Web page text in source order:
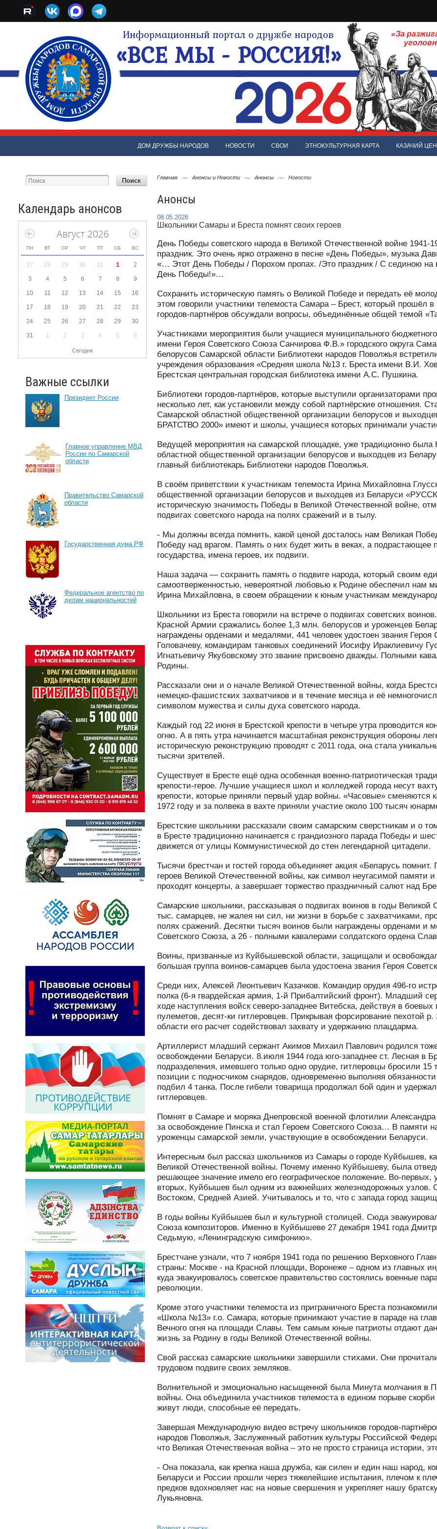
Информационный портал о дружбе народов
«ВСЕ МЫ - РОССИЯ!»
«За
ДОМ ДРУЖБЫ НАРОДОВ НОВОСТИ СВОИ ЭТНОКУЛЬТУРНАЯ КАРТА КАЗАЧИЙ
Календарь анонсов
Август 2026
ПН ВТ СР ЧТ ПТ СБ ВС
27 28 29 30 31 1 2
3 4 5 6 7 8 9
10 11 12 13 14 15 16
17 18 19 20 21 22 23
24 25 26 27 28 29 30
31 1 2 3 4 5 6
Сегодня
Важные ссылки
Президент России
Главное управление МВД
России по Самарской
области
Правительство Самарской
области
Государственная дума РФ
Федеральное агентство по
делам национальностей
Главная Анонсы и Новости Анонсы Новости
Анонсы
08.05.2026
Школьники Самары и Бреста помнят своих героев
День Победы советского народа в Великой Отечественной войне 1941-
праздник. Это очень ярко отражено в песне «День Победы», музыка
«… Этот День Победы / Порохом пропах. /Это праздник / С сединою на
День Победы!»…
Сохранить историческую память о Великой Победе и передать её
этом говорили участники телемоста Самара – Брест, который прошёл
городов-партнёров обсуждали вопросы, объединённые общей темой
Участниками мероприятия были учащиеся муниципального
имени Героя Советского Союза Санчирова Ф.В.» городского округа
белорусов Самарской области Библиотеки народов Поволжья
учреждения образования «Средняя школа №13 г. Бреста имени В.И.
Брестская центральная городская библиотека имени А.С. Пушкина.
Библиотеки городов-партнёров, которые выступили организаторами
несколько лет, как установили между собой партнёрские отношения.
Самарской областной общественной организации белорусов и
БРАТСТВО 2000» имеют и школы, учащиеся которых принимали
Ведущей мероприятия на самарской площадке, уже традиционно
областной общественной организации белорусов и выходцев из
главный библиотекарь Библиотеки народов Поволжья.
В своём приветствии к участникам телемоста Ирина Михайловна
общественной организации белорусов и выходцев из Беларуси
историческую значимость Победы в Великой Отечественной войне,
подвигах советского народа на полях сражений и в тылу.
- Мы должны всегда помнить, какой ценой досталось нам Великая
Победу над врагом. Память о них будет жить в веках, а подрастающее
государства, имена героев, их подвиги.
Наша задача — сохранить память о подвиге народа, который своим
самоотверженностью, невероятной любовью к Родине обеспечил нам
Ирина Михайловна, в своем обращении к юным участникам
Школьники из Бреста говорили на встрече о подвигах советских
Красной Армии сражались более 1,3 млн. белорусов и уроженцев
награждены орденами и медалями, 441 человек удостоен звания
Головачеву, командирам танковых соединений Иосифу Ираклиевичу
Игнатьевичу Якубовскому это звание присвоено дважды. Полными
Родины.
Рассказали они и о начале Великой Отечественной войны, когда
немецко-фашистских захватчиков и в течение месяца и её
символом мужества и силы духа советского народа.
Каждый год 22 июня в Брестской крепости в четыре утра проводится
огню. А в пять утра начинается масштабная реконструкция обороны
историческую реконструкцию проводят с 2011 года, она стала
тысячи зрителей.
Существует в Бресте ещё одна особенная военно-патриотическая
крепости-герое. Лучшие учащиеся школ и колледжей города несут
крепости, которые приняли первый удар войны. «Часовые»
1972 году и за полвека в вахте приняли участие около 100 тысяч
Брестские школьники рассказали своим самарским сверстникам и о
в Бресте традиционно начинается с грандиозного парада Победы и
движется от улицы Коммунистической до стен легендарной цитадели.
Тысячи брестчан и гостей города объединяет акция «Беларусь
героев Великой Отечественной войны, как символ неугасимой памяти
проходят концерты, а завершает торжество праздничный салют над
Самарские школьники, рассказывая о подвигах воинов в годы
тыс. самарцев, не жалея ни сил, ни жизни в борьбе с захватчиками,
полях сражений. Десятки тысяч воинов были награждены орденами
Советского Союза, а 26 - полными кавалерами солдатского ордена
Воины, призванные из Куйбышевской области, защищали и
большая группа воинов-самарцев была удостоена звания Героя
Среди них, Алексей Леонтьевич Казачков. Командир орудия 496-го
полка (6-я гвардейская армия, 1-й Прибалтийский фронт). Младший
ходе наступления войск северо-западнее Витебска, действуя в
пулеметов, десят-ки гитлеровцев. Прикрывая форсирование пехотой
области его расчет содействовал захвату и удержанию плацдарма.
Артиллерист младший сержант Акимов Михаил Павлович родился
освобождении Беларуси. 8.июля 1944 года юго-западнее ст. Лесная в
подразделения, имевшего только одно орудие, гитлеровцы бросили 15
позиции с подносчиком снарядов, одновременно выполняя
подбил 4 танка. После гибели товарища продолжал бой один и
гитлеровцев.
Помнят в Самаре и моряка Днепровской военной флотилии
за освобождение Пинска и стал Героем Советского Союза… В памяти
уроженцы самарской земли, участвующие в освобождении Беларуси.
Интересным был рассказ школьников из Самары о городе Куйбышев,
Великой Отечественной войны. Почему именно Куйбышеву, была
решающее значение имело его географическое положение. Во-первых,
вторых, Куйбышев был одним из важнейших железнодорожных
Востоком, Средней Азией. Учитывалось и то, что с запада город
В годы войны Куйбышев был и культурной столицей. Сюда
Союза композиторов. Именно в Куйбышеве 27 декабря 1941 года
Седьмую, «Ленинградскую симфонию».
Брестчане узнали, что 7 ноября 1941 года по решению Верховного
страны: Москве - на Красной площади, Воронеже – одном из главных
куда эвакуировалось советское правительство состоялись военные
революции.
Кроме этого участники телемоста из приграничного Бреста
«Школа №13» г.о. Самара, которые принимают участие в параде на
Вечного огня на площади Славы. Тем самым юные патриоты отдают
жизнь за Родину в годы Великой Отечественной войны.
Свой рассказ самарские школьники завершили стихами. Они
трудовом подвиге своих земляков.
Волнительной и эмоционально насыщенной была Минута молчания в
войны. Она объединила участников телемоста в едином порыве
живут люди, способные её передать.
Завершая Международную видео встречу школьников городов-
народов Поволжья, Заслуженный работник культуры Российской
что Великая Отечественная война – это не просто страница истории,
- Она показала, как крепка наша дружба, как силен и един наш народ,
Беларуси и России прошли через тяжелейшие испытания, плечом к
предков вдохновляет нас на новые свершения и укрепляет нашу
Лукьяновна.